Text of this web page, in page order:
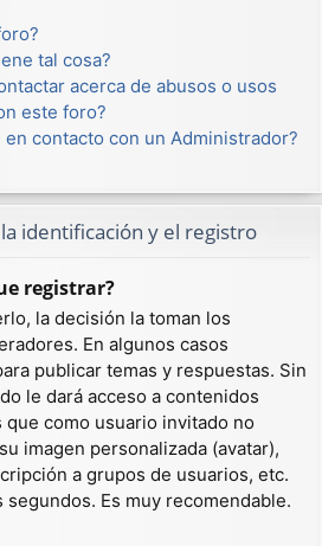
tal cosa?
acerca de abusos o usos
este foro?
contacto con un Administrador?
identificación y el registro
registrar?
la decisión la toman los
En algunos casos
publicar temas y respuestas. Sin
le dará acceso a contenidos
como usuario invitado no
imagen personalizada (avatar),
a grupos de usuarios, etc.
segundos. Es muy recomendable.